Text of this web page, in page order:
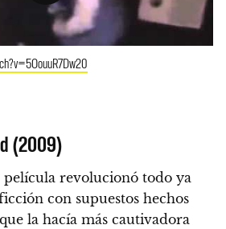
(2009)
película revolucionó todo ya
con supuestos hechos
la hacía más cautivadora